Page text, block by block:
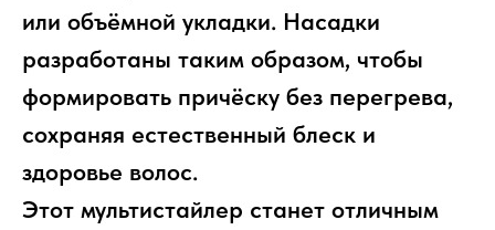
или объёмной укладки. Насадки
разработаны таким образом, чтобы
формировать причёску без перегрева,
сохраняя естественный блеск и
здоровье волос.
Этот мультистайлер станет отличным